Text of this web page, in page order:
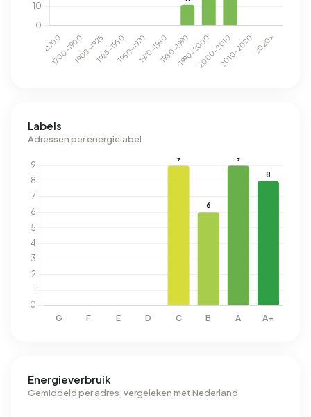
Labels
Adressen per energielabel
Energieverbruik
Gemiddeld per adres, vergeleken met Nederland